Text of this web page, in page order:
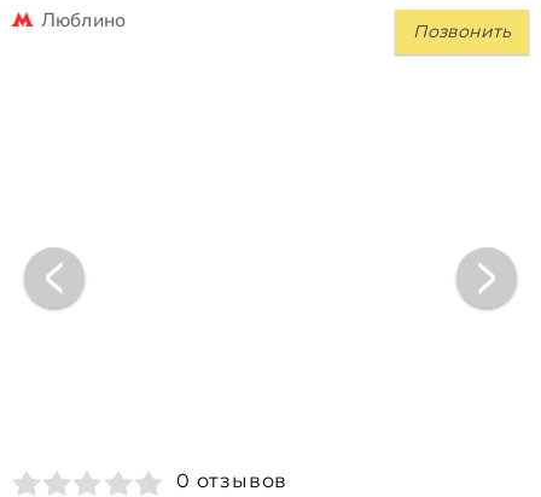
Позвонить
Люблино
0 отзывов